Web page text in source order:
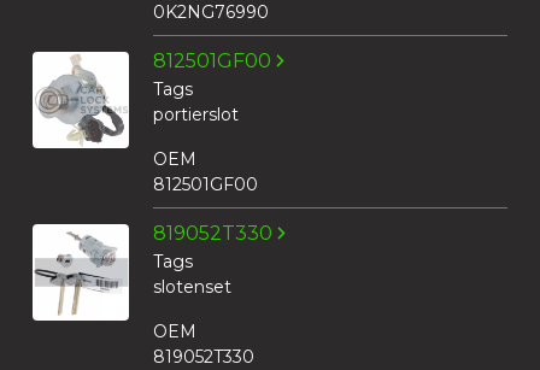
0K2NG76990
812501GF00
Tags
portierslot
OEM
812501GF00
819052T330
Tags
slotenset
OEM
819052T330